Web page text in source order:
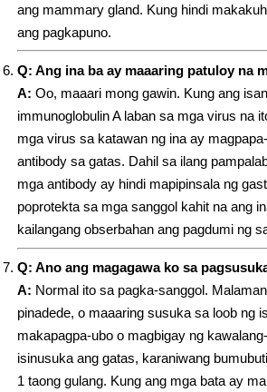
ang mammary gland. Kung hindi
ang pagkapuno.
Q: Ang ina ba ay maaaring patuloy na
A: Oo, maaari mong gawin. Kung ang
immunoglobulin A laban sa mga virus na
mga virus sa katawan ng ina ay
antibody sa gatas. Dahil sa ilang
mga antibody ay hindi mapipinsala ng
poprotekta sa mga sanggol kahit na ang
kailangang obserbahan ang pagdumi ng
Q: Ano ang magagawa ko sa
A: Normal ito sa pagka-sanggol.
pinadede, o maaaring susuka sa loob ng
makapagpa-ubo o magbigay ng
isinusuka ang gatas, karaniwang
1 taong gulang. Kung ang mga bata ay